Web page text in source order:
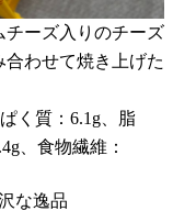
チーズ入りのチーズ
わせて焼き上げた
く質：6.1g、脂
、食物繊維：
な逸品